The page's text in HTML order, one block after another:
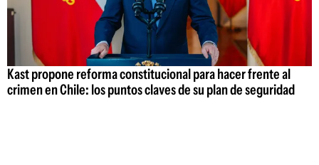
Kast propone reforma constitucional para hacer frente al
crimen en Chile: los puntos claves de su plan de seguridad